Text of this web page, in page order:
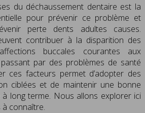
du déchaussement dentaire est la
pour prévenir ce problème et
perte dents adultes causes.
contribuer à la disparition des
buccales courantes aux
par des problèmes de santé
ces facteurs permet d’adopter des
ciblées et de maintenir une bonne
long terme. Nous allons explorer ici
à connaître.